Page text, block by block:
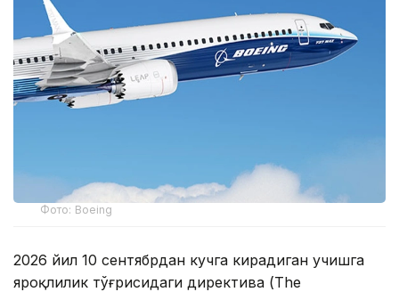
Фото: Boeing
2026 йил 10 сентябрдан кучга кирадиган учишга
яроқлилик тўғрисидаги директива (The